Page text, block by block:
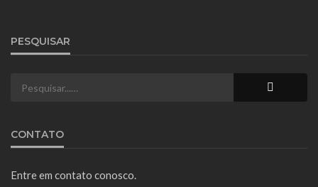
PESQUISAR
CONTATO
Entre em contato conosco.